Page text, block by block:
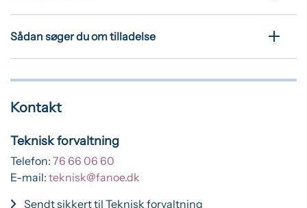
Sådan søger du om tilladelse
Kontakt
Teknisk forvaltning
Telefon: 76 66 06 60
E-mail: teknisk@fanoe.dk
Sendt sikkert til Teknisk forvaltning